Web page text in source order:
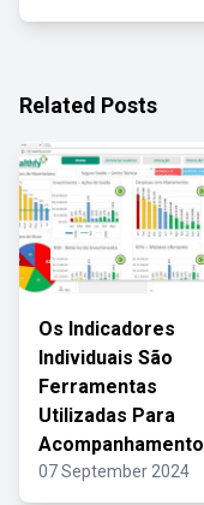
Related Posts
Os Indicadores
Individuais São
Ferramentas
Utilizadas Para
Acompanhamento
07 September 2024